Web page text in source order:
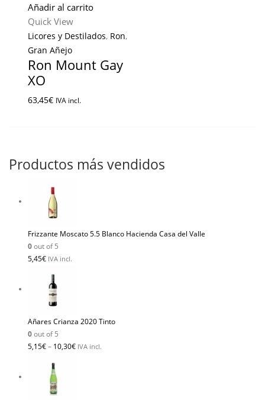
Añadir al carrito
Quick View
Licores y Destilados, Ron,
Gran Añejo
Ron Mount Gay
XO
63,45€ IVA incl.
Productos más vendidos
Frizzante Moscato 5.5 Blanco Hacienda Casa del Valle
0out of 5
5,45€ IVA incl.
Añares Crianza 2020 Tinto
0out of 5
5,15€– 10,30€ IVA incl.